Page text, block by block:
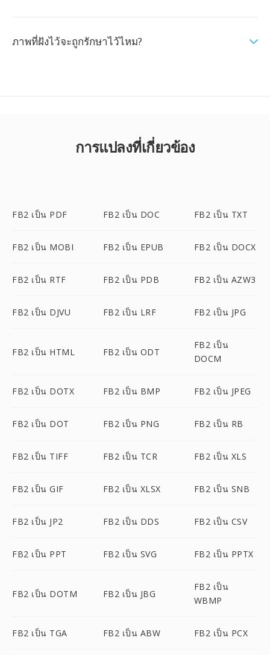
ภาพที่ฝังไว้จะถูกรักษาไว้ไหม?
การแปลงที่เกี่ยวข้อง
FB2 เป็น PDF FB2 เป็น DOC FB2 เป็น TXT
FB2 เป็น MOBI FB2 เป็น EPUB FB2 เป็น DOCX
FB2 เป็น RTF FB2 เป็น PDB FB2 เป็น AZW3
FB2 เป็น DJVU FB2 เป็น LRF FB2 เป็น JPG
FB2 เป็น HTML FB2 เป็น ODT
FB2 เป็น
DOCM
FB2 เป็น DOTX FB2 เป็น BMP FB2 เป็น JPEG
FB2 เป็น DOT FB2 เป็น PNG FB2 เป็น RB
FB2 เป็น TIFF FB2 เป็น TCR FB2 เป็น XLS
FB2 เป็น GIF FB2 เป็น XLSX FB2 เป็น SNB
FB2 เป็น JP2 FB2 เป็น DDS FB2 เป็น CSV
FB2 เป็น PPT FB2 เป็น SVG FB2 เป็น PPTX
FB2 เป็น DOTM FB2 เป็น JBG
FB2 เป็น
WBMP
FB2 เป็น TGA FB2 เป็น ABW FB2 เป็น PCX